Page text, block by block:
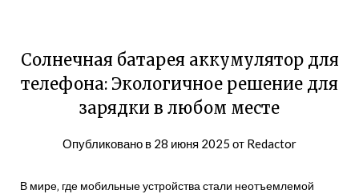
Солнечная батарея аккумулятор для
телефона: Экологичное решение для
зарядки в любом месте
Опубликовано в 28 июня 2025 от Redactor
В мире‚ где мобильные устройства стали неотъемлемой